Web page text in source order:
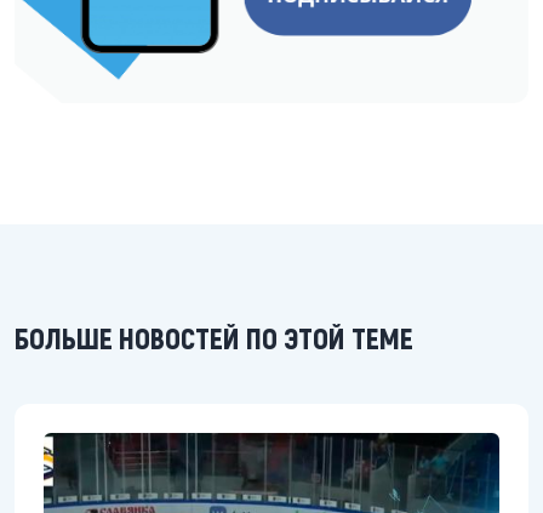
БОЛЬШЕ НОВОСТЕЙ ПО ЭТОЙ ТЕМЕ